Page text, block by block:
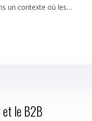
un contexte où les…
le B2B